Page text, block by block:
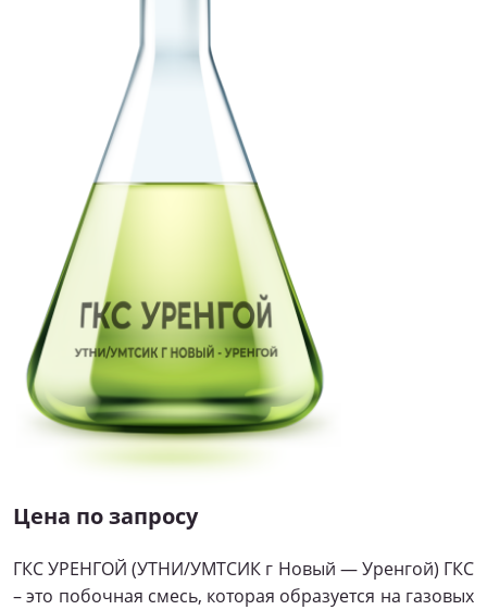
Цена по запросу
ГКС УРЕНГОЙ (УТНИ/УМТСИК г Новый — Уренгой) ГКС
– это побочная смесь, которая образуется на газовых